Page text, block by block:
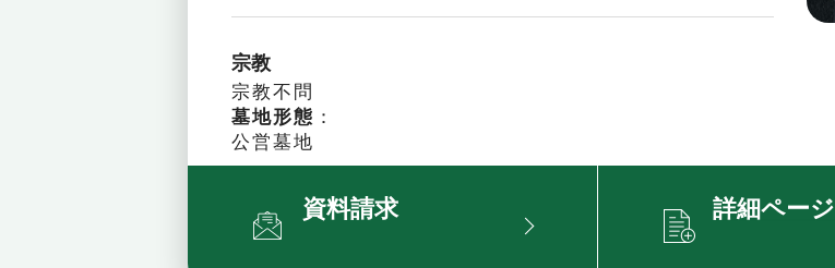
宗教
宗教不問
墓地形態 ：
公営墓地
資料請求 詳細ページ